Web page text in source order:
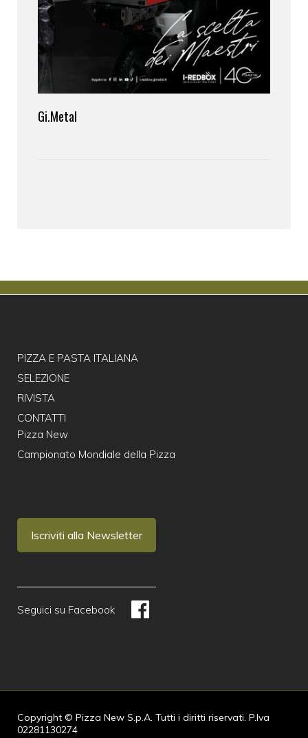
Gi.Metal
PIZZA E PASTA ITALIANA
SELEZIONE
RIVISTA
CONTATTI
Pizza New
Campionato Mondiale della Pizza
Iscriviti alla Newsletter
Seguici su Facebook
Copyright © Pizza New S.p.A. Tutti i diritti riservati. P.Iva
02281130274